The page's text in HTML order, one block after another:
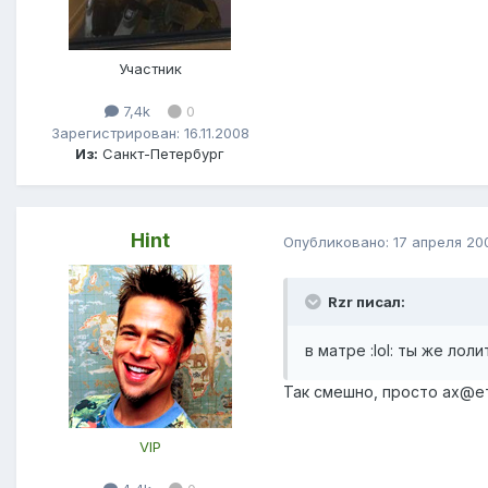
Участник
7,4k
0
Зарегистрирован: 16.11.2008
Из: Санкт-Петербург
Hint
VIP
Опубликовано: 17 апреля
Rzr писал:
в матре :lol: ты же
Так смешно, просто